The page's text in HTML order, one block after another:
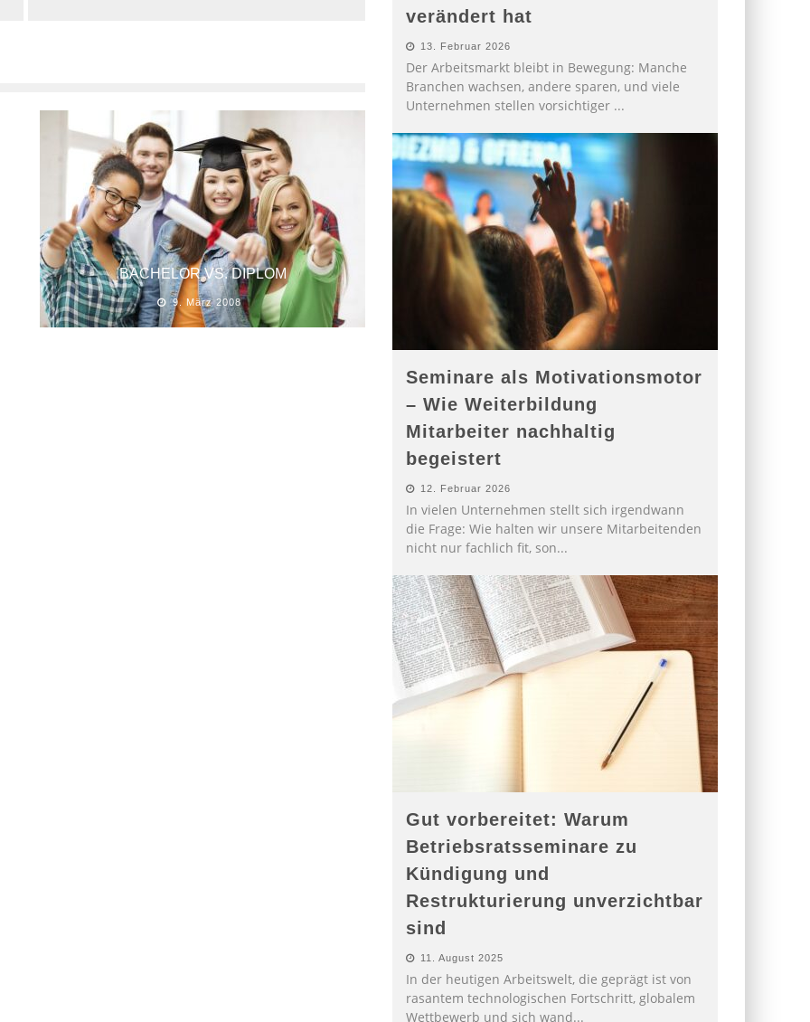
BACHELOR VS. DIPLOM
9. März 2008
verändert hat
13. Februar 2026
Der Arbeitsmarkt bleibt in Bewegung: Manche
Branchen wachsen, andere sparen, und viele
Unternehmen stellen vorsichtiger ...
Seminare als Motivationsmotor
– Wie Weiterbildung
Mitarbeiter nachhaltig
begeistert
12. Februar 2026
In vielen Unternehmen stellt sich irgendwann
die Frage: Wie halten wir unsere Mitarbeitenden
nicht nur fachlich fit, son...
Gut vorbereitet: Warum
Betriebsratsseminare zu
Kündigung und
Restrukturierung unverzichtbar
sind
11. August 2025
In der heutigen Arbeitswelt, die geprägt ist von
rasantem technologischen Fortschritt, globalem
Wettbewerb und sich wand...